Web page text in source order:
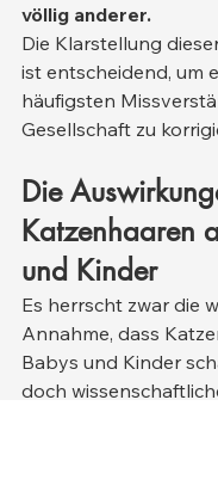
völlig anderer.
Die Klarstellung
ist entscheidend, um
häufigsten
Gesellschaft zu
Die
Katzenhaaren
und Kinder
Es herrscht zwar die
Annahme, dass
Babys und Kinder
doch